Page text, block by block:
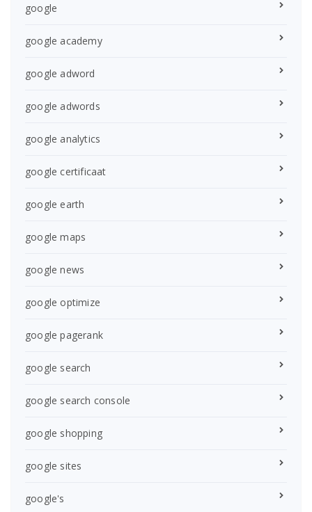
google
google academy
google adword
google adwords
google analytics
google certificaat
google earth
google maps
google news
google optimize
google pagerank
google search
google search console
google shopping
google sites
google's